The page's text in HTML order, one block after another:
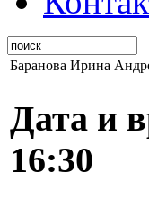
Баранова Ирина
Дата и
16:30